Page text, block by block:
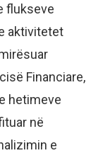
flukseve
aktivitetet
Financiare,
hetimeve
në
e